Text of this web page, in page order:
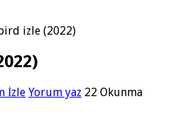
izle (2022)
İzle Yorum yaz 22 Okunma